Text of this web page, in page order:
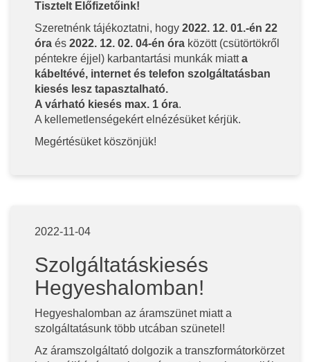
Tisztelt Előfizetőink!
Szeretnénk tájékoztatni, hogy 2022. 12. 01.-én 22
óra és 2022. 12. 02. 04-én óra között (csütörtökről
péntekre éjjel) karbantartási munkák miatta
kábeltévé, internet és telefon szolgáltatásban
kiesés lesz tapasztalható.
A várható kiesés max. 1 óra.
A kellemetlenségekért elnézésüket kérjük.
Megértésüket köszönjük!
2022-11-04
Szolgáltatáskiesés
Hegyeshalomban!
Hegyeshalomban az áramszünet miatt a
szolgáltatásunk több utcában szünetel!
Az áramszolgáltató dolgozik a transzformátorkörzet